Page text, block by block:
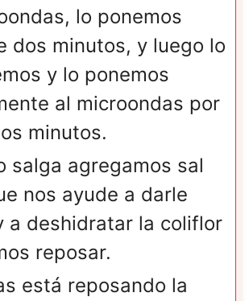
lo ponemos
dos minutos, y luego lo
y lo ponemos
al microondas por
minutos.
salga agregamos sal
nos ayude a darle
a deshidratar la coliflor
reposar.
está reposando la